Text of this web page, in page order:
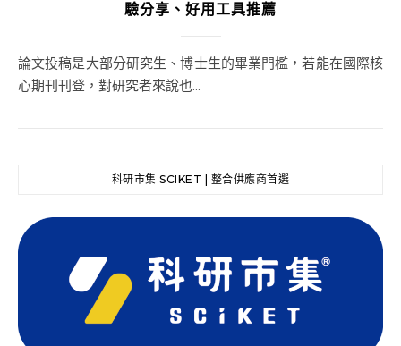
驗分享、好用工具推薦
論文投稿是大部分研究生、博士生的畢業門檻，若能在國際核
心期刊刊登，對研究者來說也...
科研市集 SCIKET | 整合供應商首選